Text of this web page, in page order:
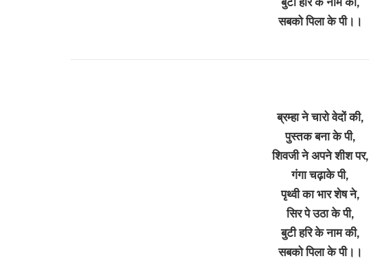
सबको पिला के पी।।
ब्रम्हा ने चारो वेदों की,
पुस्तक बना के पी,
शिवजी ने अपने शीश पर,
गंगा चढ़ाके पी,
पृथ्वी का भार शेष ने,
सिर पे उठा के पी,
बुटी हरि के नाम की,
सबको पिला के पी।।